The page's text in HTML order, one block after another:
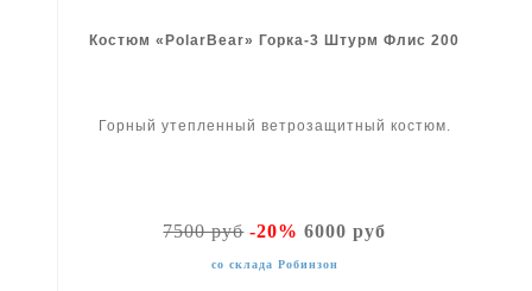
Костюм «PolarBear» Горка-3 Штурм Флис 200
Горный утепленный ветрозащитный костюм.
7500 руб-20% 6000 руб
со склада Робинзон